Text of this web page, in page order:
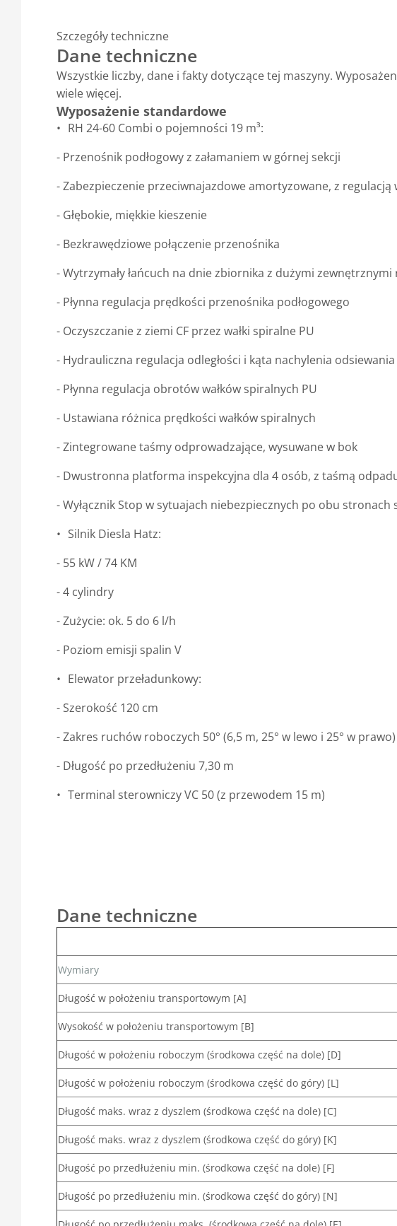
Szczegóły techniczne
Dane techniczne
Wszystkie liczby, dane i fakty dotyczące tej maszyny.
wiele więcej.
Wyposażenie standardowe
RH 24-60 Combi o pojemności 19 m³:
- Przenośnik podłogowy z załamaniem w górnej sekcji
- Zabezpieczenie przeciwnajazdowe amortyzowane, z regulacją
- Głębokie, miękkie kieszenie
- Bezkrawędziowe połączenie przenośnika
- Wytrzymały łańcuch na dnie zbiornika z dużymi zewnętrznymi
- Płynna regulacja prędkości przenośnika podłogowego
- Oczyszczanie z ziemi CF przez wałki spiralne PU
- Hydrauliczna regulacja odległości i kąta nachylenia odsiewania
- Płynna regulacja obrotów wałków spiralnych PU
- Ustawiana różnica prędkości wałków spiralnych
- Zintegrowane taśmy odprowadzające, wysuwane w bok
- Dwustronna platforma inspekcyjna dla 4 osób, z taśmą
- Wyłącznik Stop w sytuajach niebezpiecznych po obu stronach
Silnik Diesla Hatz:
- 55 kW / 74 KM
- 4 cylindry
- Zużycie: ok. 5 do 6 l/h
- Poziom emisji spalin V
Elewator przeładunkowy:
- Szerokość 120 cm
- Zakres ruchów roboczych 50° (6,5 m, 25° w lewo i 25° w prawo)
- Długość po przedłużeniu 7,30 m
Terminal sterowniczy VC 50 (z przewodem 15 m)
Dane techniczne
Wymiary
Długość w położeniu transportowym [A]
Wysokość w położeniu transportowym [B]
Długość w położeniu roboczym (środkowa część na dole) [D]
Długość w położeniu roboczym (środkowa część do góry) [L]
Długość maks. wraz z dyszlem (środkowa część na dole) [C]
Długość maks. wraz z dyszlem (środkowa część do góry) [K]
Długość po przedłużeniu min. (środkowa część na dole) [F]
Długość po przedłużeniu min. (środkowa część do góry) [N]